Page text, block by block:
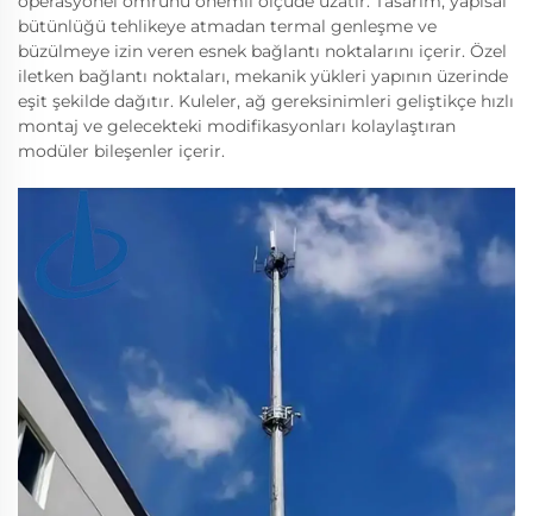
bütünlüğü tehlikeye atmadan termal genleşme ve
büzülmeye izin veren esnek bağlantı noktalarını içerir. Özel
iletken bağlantı noktaları, mekanik yükleri yapının üzerinde
eşit şekilde dağıtır. Kuleler, ağ gereksinimleri geliştikçe hızlı
montaj ve gelecekteki modifikasyonları kolaylaştıran
modüler bileşenler içerir.